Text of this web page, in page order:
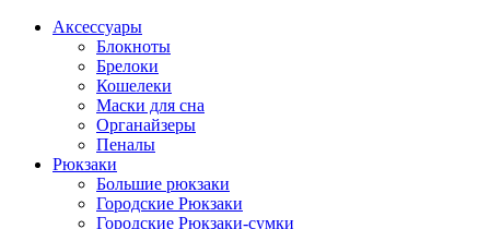
Аксессуары
Блокноты
Брелоки
Кошелеки
Маски для сна
Органайзеры
Пеналы
Рюкзаки
Большие рюкзаки
Городские Рюкзаки
Городские Рюкзаки-сумки